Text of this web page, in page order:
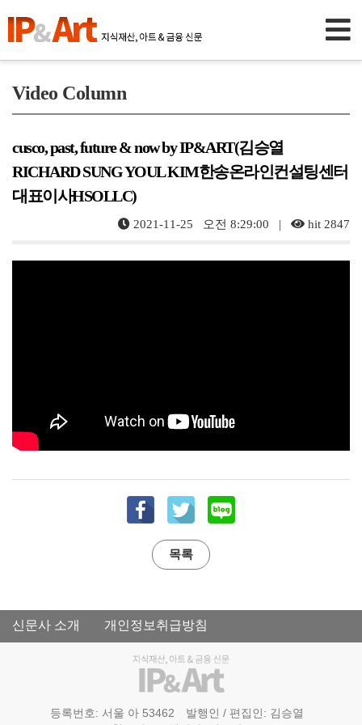
Video Column
cusco, past, future & now by IP&ART(김승열
RICHARD SUNG YOUL KIM한송온라인컨설팅센터
대표이사HSOLLC)
2021-11-25 오전 8:29:00 | hit 2847
목록
신문사 소개 개인정보취급방침
등록번호: 서울 아 53462
발행인 / 편집인: 김승열